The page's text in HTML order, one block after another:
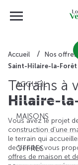
ACCUEIL
MAISONS
OFFRES
Accueil Nos
Saint-Hilaire-la-Forêt
Terrains à
Hilaire-
Vous avez le projet
construction d'une
le terrain qui
de Vendée vous
offres de maison et